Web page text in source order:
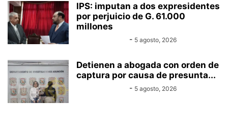
IPS: imputan a dos expresidentes
por perjuicio de G. 61.000
millones
- 5 agosto, 2026
Detienen a abogada con orden de
captura por causa de presunta...
- 5 agosto, 2026